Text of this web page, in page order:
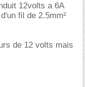
12volts a 6A
fil de 2.5mm²
de 12 volts mais